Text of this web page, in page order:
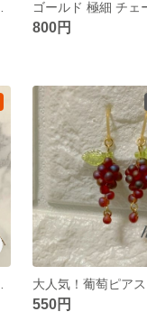
800円
550円